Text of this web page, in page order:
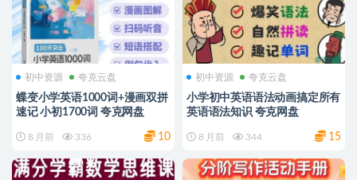
初中资源 夸克云盘
蝶变小学英语1000词+漫画双拼
速记 小初1700词 夸克网盘
8 月前 336 10
初中资源 夸克云盘
小学初中英语语法动画搞定所有
英语语法知识 夸克网盘
8 月前 344 15